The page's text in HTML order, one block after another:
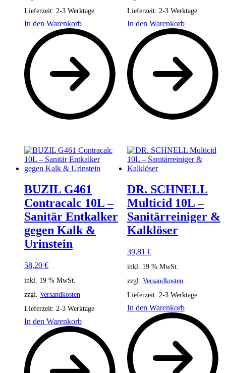
Lieferzeit: 2-3 Werktage
In den Warenkorb
Lieferzeit: 2-3 Werktage
In den Warenkorb
BUZIL G461
Contracalc 10L –
Sanitär Entkalker
gegen Kalk &
Urinstein
58,20 €
inkl. 19 % MwSt.
zzgl. Versandkosten
Lieferzeit: 2-3 Werktage
In den Warenkorb
DR. SCHNELL
Multicid 10L –
Sanitärreiniger &
Kalklöser
39,81 €
inkl. 19 % MwSt.
zzgl. Versandkosten
Lieferzeit: 2-3 Werktage
In den Warenkorb